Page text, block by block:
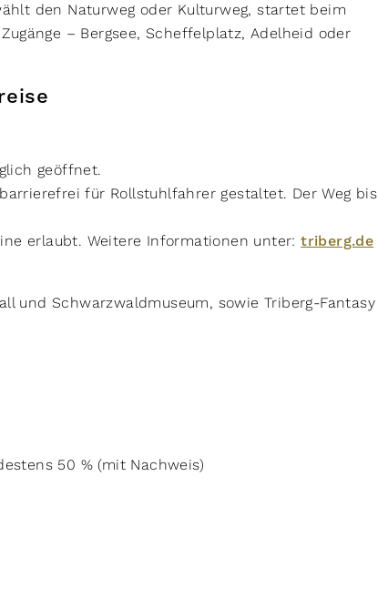
den Naturweg oder Kulturweg, startet beim
– Bergsee, Scheffelplatz, Adelheid oder
geöffnet.
für Rollstuhlfahrer gestaltet. Der Weg bis
erlaubt. Weitere Informationen unter:triberg.de
und Schwarzwaldmuseum, sowie Triberg-Fantasy
50 % (mit Nachweis)